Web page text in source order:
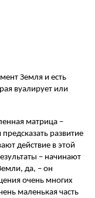
Земля и есть
вуалирует или
матрица –
развитие
действие в этой
– начинают
да, – он
очень многих
маленькая часть